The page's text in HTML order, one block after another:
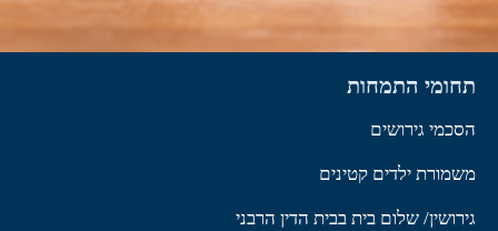
תחומי התמחות
הסכמי גירושים
משמורת ילדים קטינים
גירושין/ שלום בית בבית הדין הרבני